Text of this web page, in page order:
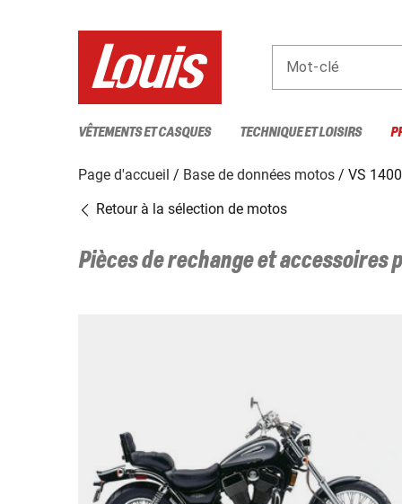
Mot-clé
VÊTEMENTS ET CASQUES TECHNIQUE ET LOISIRS
Page d'accueil Base de données motos
VS
Retour à la sélection de motos
Pièces de rechange et accessoires